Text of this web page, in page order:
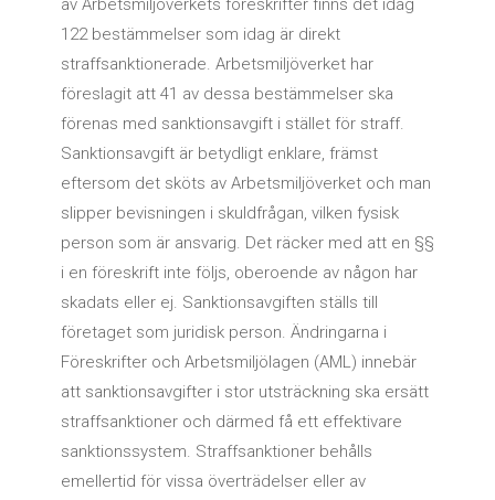
av Arbetsmiljöverkets föreskrifter finns det idag
122 bestämmelser som idag är direkt
straffsanktionerade. Arbetsmiljöverket har
föreslagit att 41 av dessa bestämmelser ska
förenas med sanktionsavgift i stället för straff.
Sanktionsavgift är betydligt enklare, främst
eftersom det sköts av Arbetsmiljöverket och man
slipper bevisningen i skuldfrågan, vilken fysisk
person som är ansvarig. Det räcker med att en §§
i en föreskrift inte följs, oberoende av någon har
skadats eller ej. Sanktionsavgiften ställs till
företaget som juridisk person. Ändringarna i
Föreskrifter och Arbetsmiljölagen (AML) innebär
att sanktionsavgifter i stor utsträckning ska ersätt
straffsanktioner och därmed få ett effektivare
sanktionssystem. Straffsanktioner behålls
emellertid för vissa överträdelser eller av